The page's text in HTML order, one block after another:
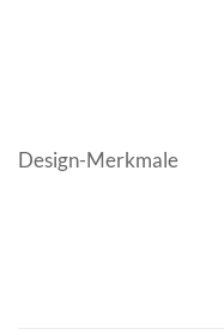
Design-Merkmale